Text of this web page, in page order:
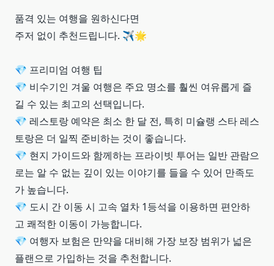
품격 있는 여행을 원하신다면
주저 없이 추천드립니다. ✈️🌟
💎 프리미엄 여행 팁
💎 비수기인 겨울 여행은 주요 명소를 훨씬 여유롭게 즐
길 수 있는 최고의 선택입니다.
💎 레스토랑 예약은 최소 한 달 전, 특히 미슐랭 스타 레스
토랑은 더 일찍 준비하는 것이 좋습니다.
💎 현지 가이드와 함께하는 프라이빗 투어는 일반 관람으
로는 알 수 없는 깊이 있는 이야기를 들을 수 있어 만족도
가 높습니다.
💎 도시 간 이동 시 고속 열차 1등석을 이용하면 편안하
고 쾌적한 이동이 가능합니다.
💎 여행자 보험은 만약을 대비해 가장 보장 범위가 넓은
플랜으로 가입하는 것을 추천합니다.